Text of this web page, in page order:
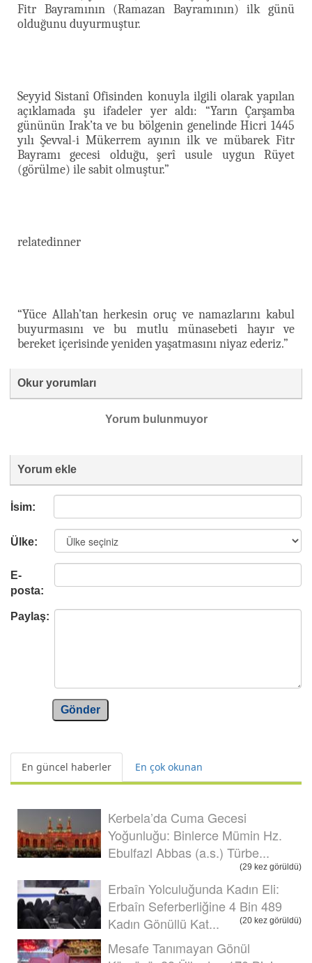
Fitr Bayramının (Ramazan Bayramının) ilk günü
olduğunu duyurmuştur.
Seyyid Sistanî Ofisinden konuyla ilgili olarak yapılan
açıklamada şu ifadeler yer aldı: “Yarın Çarşamba
gününün Irak’ta ve bu bölgenin genelinde Hicri 1445
yılı Şevval-i Mükerrem ayının ilk ve mübarek Fitr
Bayramı gecesi olduğu, şerî usule uygun Rüyet
(görülme) ile sabit olmuştur.”
relatedinner
“Yüce Allah’tan herkesin oruç ve namazlarını kabul
buyurmasını ve bu mutlu münasebeti hayır ve
bereket içerisinde yeniden yaşatmasını niyaz ederiz.”
Okur yorumları
Yorum bulunmuyor
Yorum ekle
İsim:
Ülke:
E-
posta:
Paylaş:
Gönder
En güncel haberler En çok okunan
Kerbela’da Cuma Gecesi
Yoğunluğu: Binlerce Mümin Hz.
Ebulfazl Abbas (a.s.) Türbe...
(29 kez görüldü)
Erbaîn Yolculuğunda Kadın Eli:
Erbaîn Seferberliğine 4 Bin 489
Kadın Gönüllü Kat...
(20 kez görüldü)
Mesafe Tanımayan Gönül